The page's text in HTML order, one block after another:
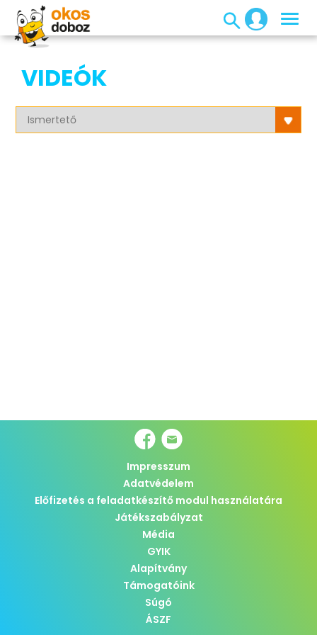
VIDEÓK
Impresszum
Adatvédelem
Előfizetés a feladatkészítő modul használatára
Játékszabályzat
Média
GYIK
Alapítvány
Támogatóink
Súgó
ÁSZF